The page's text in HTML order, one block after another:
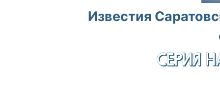
Известия
СЕРИЯ